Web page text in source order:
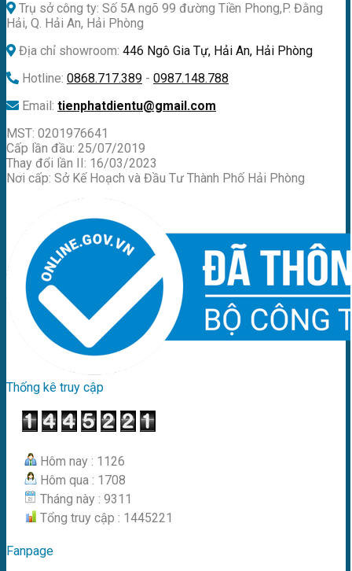
Trụ sở công ty: Số 5A ngõ 99 đường Tiền Phong,P. Đằng
Hải, Q. Hải An, Hải Phòng
Địa chỉ showroom: 446 Ngô Gia Tự, Hải An, Hải Phòng
Hotline: 0868.717.389 - 0987.148.788
Email: tienphatdientu@gmail.com
MST: 0201976641
Cấp lần đầu: 25/07/2019
Thay đổi lần II: 16/03/2023
Nơi cấp: Sở Kế Hoạch và Đầu Tư Thành Phố Hải Phòng
Thống kê truy cập
Hôm nay : 1126
Hôm qua : 1708
Tháng này : 9311
Tổng truy cập : 1445221
Fanpage